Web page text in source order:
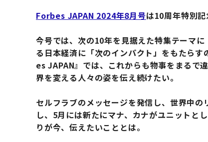
Forbes JAPAN 2024年8月号は10周年特別記
今号では、次の10年を見据えた特集テーマ
る日本経済に「次のインパクト」をもたら
es JAPAN』では、これからも物事をまるで
界を変える人々の姿を伝え続けたい。
セルフラブのメッセージを発信し、世界中
し、5月には新たにマナ、カナがユニットと
りが今、伝えたいこととは。